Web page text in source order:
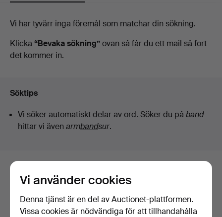
Auctioneers
&
Valuers
Pågående
auktioner
Vi har tyvärr inga föremål som matchar din sökning.
Klicka “Bevaka sökning”ovan så får du ett mail så fort
det kommer in.
Söktips
Vi söker automatiskt delar av ord. Söker du på band
hittar vi även armbandsur.
Här är föremål från vårt arkiv som
matchar din sökning
Visa alla föremål
Vi använder cookies
Denna tjänst är en del av Auctionet-plattformen.
Vissa cookies är nödvändiga för att tillhandahålla